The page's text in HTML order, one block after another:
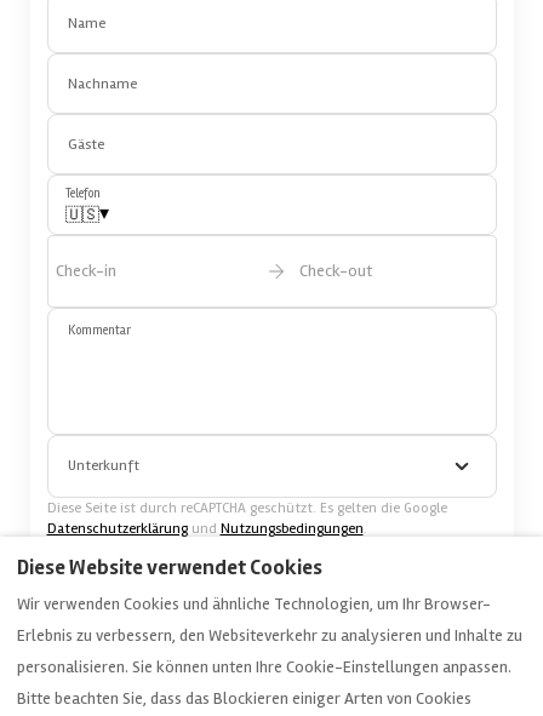
Name
Nachname
Gäste
Telefon
🇺🇸▾
Check-in Check-out
Kommentar
Unterkunft
Diese Seite ist durch reCAPTCHA geschützt. Es gelten die Google
Datenschutzerklärungund Nutzungsbedingungen.
Ich akzeptiere die Datenschutzerklärung.
Diese Website verwendet Cookies
Wir verwenden Cookies und ähnliche Technologien, um Ihr Browser-
Erlebnis zu verbessern, den Websiteverkehr zu analysieren und Inhalte zu
personalisieren. Sie können unten Ihre Cookie-Einstellungen anpassen.
Bitte beachten Sie, dass das Blockieren einiger Arten von Cookies